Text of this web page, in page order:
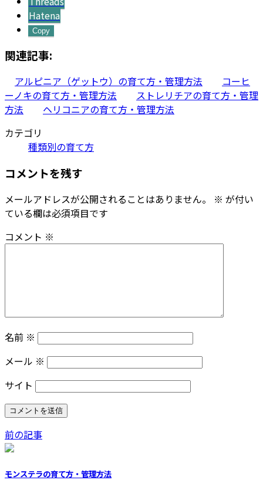
Hatena
Copy
関連記事:
アルピニア（ゲットウ）の育て方・管理方法
コーヒ
ーノキの育て方・管理方法
ストレリチアの育て方・管理
方法
ヘリコニアの育て方・管理方法
カテゴリ
種類別の育て方
コメントを残す
メールアドレスが公開されることはありません。 ※ が付い
ている欄は必須項目です
コメント ※
名前 ※
メール ※
サイト
前の記事
モンステラの育て方・管理方法